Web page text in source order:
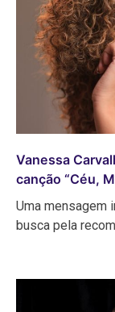
Vanessa
canção “Céu,
Uma mensagem
busca pela